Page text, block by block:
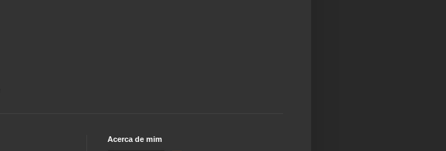
Acerca de mim